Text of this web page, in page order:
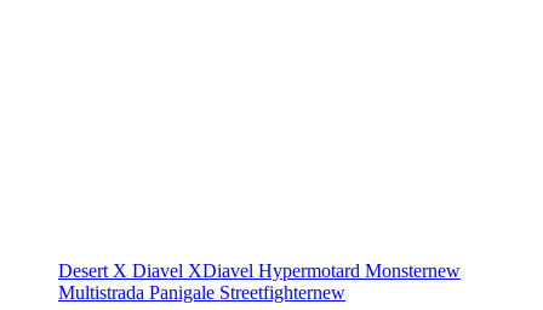
Desert X Diavel XDiavel Hypermotard Monsternew
Multistrada Panigale Streetfighternew